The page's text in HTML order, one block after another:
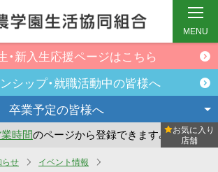
・新入生応援ページはこちら
シップ・就職活動中の皆様へ
卒業予定の皆様へ
間のページから登録できます。 まだ
お気に入り
店舗
MENU
らせ
イベント情報